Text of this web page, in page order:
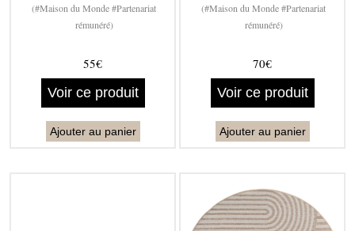
(#Maison du Monde #Partenariat
rémunéré)
55€
Voir ce produit
Ajouter au panier
(#Maison du Monde #Partenariat
rémunéré)
70€
Voir ce produit
Ajouter au panier